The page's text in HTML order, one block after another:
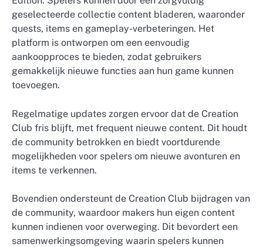
geselecteerde collectie content bladeren, waaronder
quests, items en gameplay-verbeteringen. Het
platform is ontworpen om een eenvoudig
aankoopproces te bieden, zodat gebruikers
gemakkelijk nieuwe functies aan hun game kunnen
toevoegen.
Regelmatige updates zorgen ervoor dat de Creation
Club fris blijft, met frequent nieuwe content. Dit houdt
de community betrokken en biedt voortdurende
mogelijkheden voor spelers om nieuwe avonturen en
items te verkennen.
Bovendien ondersteunt de Creation Club bijdragen van
de community, waardoor makers hun eigen content
kunnen indienen voor overweging. Dit bevordert een
samenwerkingsomgeving waarin spelers kunnen